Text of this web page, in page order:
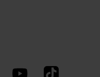
PinterestYouTube TikTok